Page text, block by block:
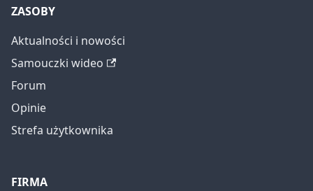
ZASOBY
Aktualności i nowości
Samouczki wideo
Forum
Opinie
Strefa użytkownika
FIRMA